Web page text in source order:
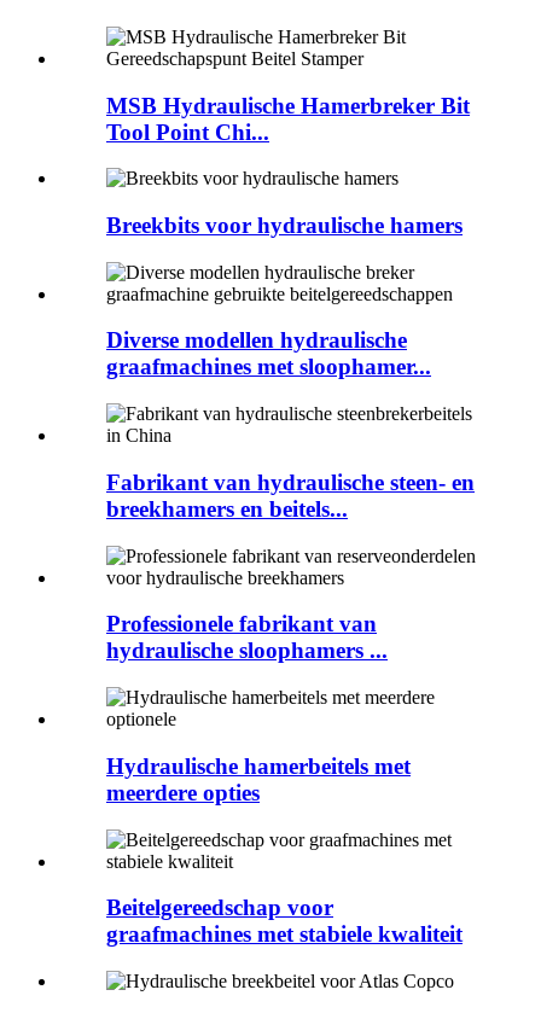
MSB Hydraulische Hamerbreker Bit
Tool Point Chi...
Breekbits voor hydraulische hamers
Diverse modellen hydraulische
graafmachines met sloophamer...
Fabrikant van hydraulische steen- en
breekhamers en beitels...
Professionele fabrikant van
hydraulische sloophamers ...
Hydraulische hamerbeitels met
meerdere opties
Beitelgereedschap voor
graafmachines met stabiele kwaliteit